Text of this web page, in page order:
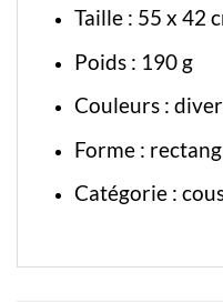
Taille : 55 x 42
Poids : 190 g
Couleurs :
Forme :
Catégorie :